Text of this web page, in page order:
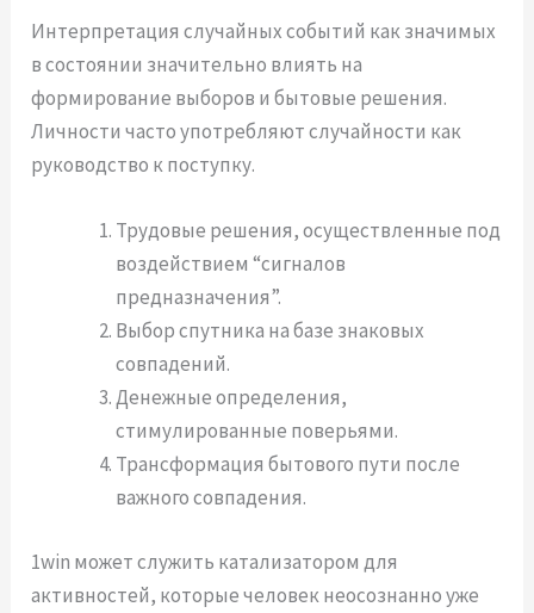
Интерпретация случайных событий как значимых
в состоянии значительно влиять на
формирование выборов и бытовые решения.
Личности часто употребляют случайности как
руководство к поступку.
Трудовые решения, осуществленные под
воздействием “сигналов
предназначения”.
Выбор спутника на базе знаковых
совпадений.
Денежные определения,
стимулированные поверьями.
Трансформация бытового пути после
важного совпадения.
1win может служить катализатором для
активностей, которые человек неосознанно уже